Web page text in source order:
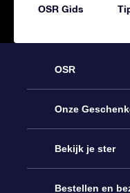
OSR Gids
OSR
Service
Contact
Blog
Onze
Online Star Gift
OSR
Bekijk je ster
Sterrenregister
Bestellen en